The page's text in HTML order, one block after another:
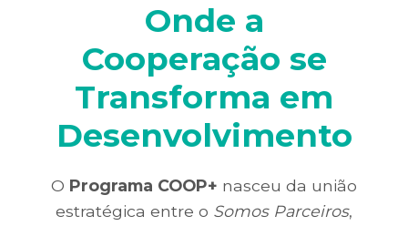
Onde a
Cooperação se
Transforma em
Desenvolvimento
O Programa COOP+ nasceu da união
estratégica entre o Somos Parceiros,